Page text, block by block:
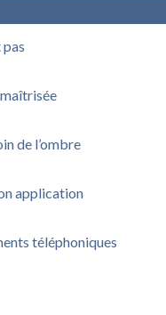
de l’ombre
application
téléphoniques